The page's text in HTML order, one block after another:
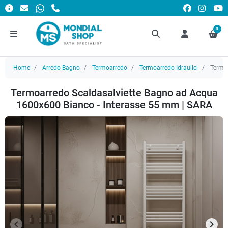
0
Home Arredo Bagno Termoarredo Termoarredo Idraulici
Termoarredo Scaldasalviette Bagno ad Acqua
1600x600 Bianco - Interasse 55 mm | SARA
keyboard_arrow_left keyboard_arrow_right